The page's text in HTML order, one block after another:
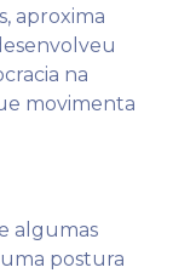
aproxima
na
movimenta
algumas
postura